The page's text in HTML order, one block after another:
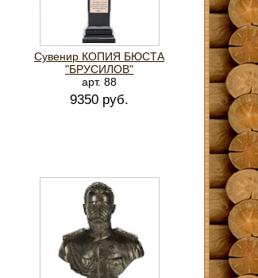
Сувенир КОПИЯ БЮСТА
"БРУСИЛОВ"
арт. 88
9350 руб.